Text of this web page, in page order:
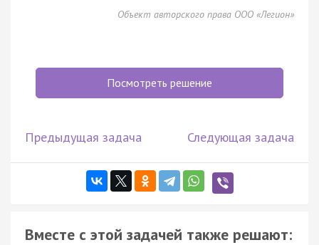
Объект авторского права ООО «Легион»
Посмотреть решение
Предыдущая задача Следующая задача
Вместе с этой задачей также решают: